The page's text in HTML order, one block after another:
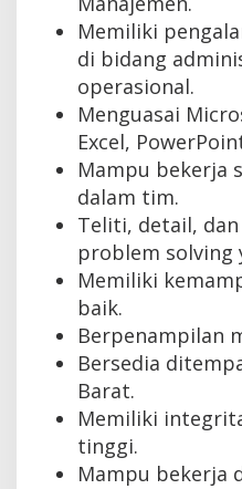
Memiliki
di bidang
operasional.
Menguasai
Excel,
Mampu bekerja
dalam tim.
Teliti, detail,
problem solving
Memiliki
baik.
Berpenampilan
Bersedia
Barat.
Memiliki
tinggi.
Mampu bekerja